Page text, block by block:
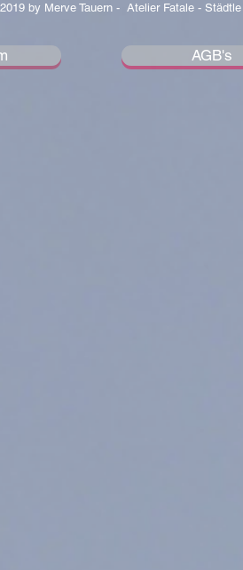
by Merve Tauern - Atelier Fatale -
AGB's